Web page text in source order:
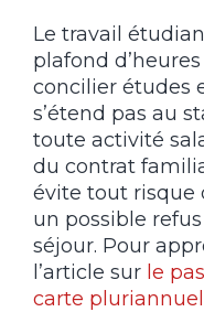
Le travail
plafond
concilier études
s’étend pas au
toute activité
du contrat
évite tout risque
un possible
séjour. Pour
l’article sur le
carte